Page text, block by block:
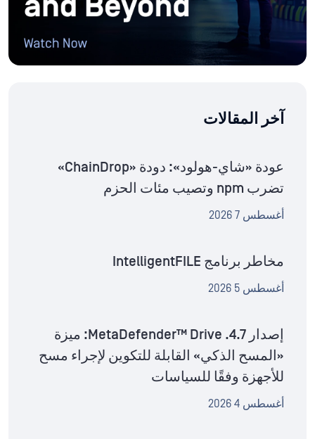
آخر المقالات
عودة «شاي-هولود»: دودة «ChainDrop»
تضرب npm وتصيب مئات الحزم
أغسطس 7 2026
مخاطر برنامج IntelligentFILE
أغسطس 5 2026
إصدار MetaDefender™ Drive .4.7: ميزة
«المسح الذكي» القابلة للتكوين لإجراء مسح
للأجهزة وفقًا للسياسات
أغسطس 4 2026